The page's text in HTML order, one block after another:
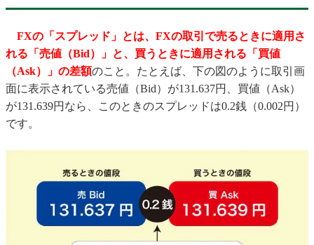
FXの「スプレッド」とは、FXの取引で売るときに適用さ
れる「売値（Bid）」と、買うときに適用される「買値
（Ask）」の差額のこと。たとえば、下の図のように取引画
面に表示されている売値（Bid）が131.637円、買値（Ask）
が131.639円なら、このときのスプレッドは0.2銭（0.002円）
です。